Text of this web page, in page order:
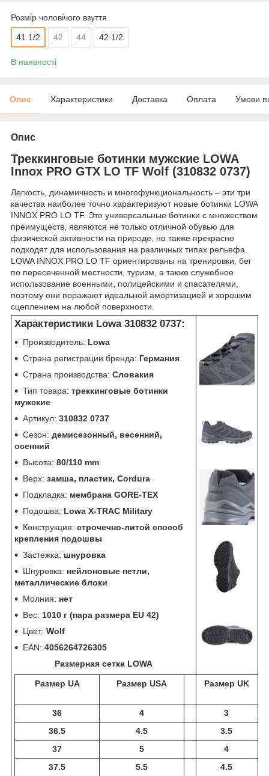
Розмір чоловічого взуття
41 1/2 42 44 42 1/2
В наявності
Опис Характеристики Доставка Оплата Умови
Опис
Треккинговые ботинки мужские LOWA
Innox PRO GTX LO TF Wolf (310832 0737)
Легкость, динамичность и многофункциональность – эти три
качества наиболее точно характеризуют новые ботинки LOWA
INNOX PRO LO TF. Это универсальные ботинки с множеством
преимуществ, являются не только отличной обувью для
физической активности на природе, но также прекрасно
подходят для использования на различных типах рельефа.
LOWA INNOX PRO LO TF ориентированы на тренировки, бег
по пересеченной местности, туризм, а также служебное
использование военными, полицейскими и спасателями,
поэтому они поражают идеальной амортизацией и хорошим
сцеплением на любой поверхности.
Характеристики Lowa 310832 0737:
Производитель: Lowa
Страна регистрации бренда: Германия
Страна производства: Словакия
Тип товара: треккинговые ботинки
мужские
Артикул: 310832 0737
Сезон: демисезонный, весенний,
осенний
Высота: 80/110 mm
Верх: замша, пластик, Cordura
Подкладка: мембрана GORE-TEX
Подошва: Lowa X-TRAC Military
Конструкция: строчечно-литой способ
крепления подошвы
Застежка: шнуровка
Шнуровка: нейлоновые петли,
металлические блоки
Молния: нет
Вес: 1010 г (пара размера EU 42)
Цвет: Wolf
EAN: 4056264726305
Размерная сетка LOWA
Размер UA Размер USA Размер UK
36 4
3
36.5
4.5
3.5
37
5
4
37.5
5.5 4.5